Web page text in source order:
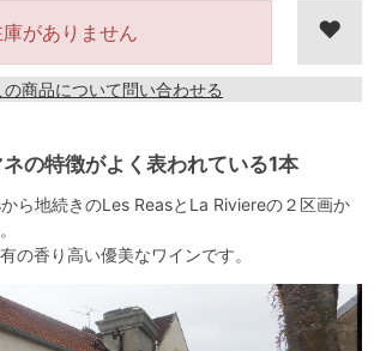
がありません
の商品について問い合わせる
の特徴がよく表われている1本
ら地続きのLes ReasとLa Riviereの２区画か
の香り高い優美なワインです。